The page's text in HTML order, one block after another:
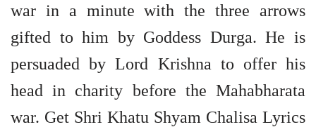
war in a minute with the three arrows
gifted to him by Goddess Durga. He is
persuaded by Lord Krishna to offer his
head in charity before the Mahabharata
war. Get Shri Khatu Shyam Chalisa Lyrics